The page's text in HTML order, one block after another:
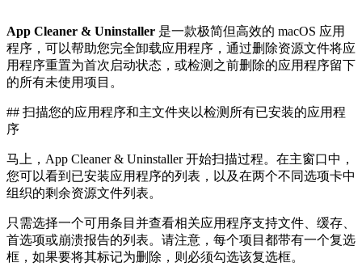
App Cleaner & Uninstaller 是一款极简但高效的 macOS 应用
程序，可以帮助您完全卸载应用程序，通过删除资源文件将应
用程序重置为首次启动状态，或检测之前删除的应用程序留下
的所有未使用项目。
## 扫描您的应用程序和主文件夹以检测所有已安装的应用程
序
马上，App Cleaner & Uninstaller 开始扫描过程。在主窗口中，
您可以看到已安装应用程序的列表，以及在两个不同选项卡中
组织的剩余资源文件列表。
只需选择一个可用条目并查看相关应用程序支持文件、缓存、
首选项或崩溃报告的列表。请注意，每个项目都带有一个复选
框，如果要将其标记为删除，则必须勾选该复选框。